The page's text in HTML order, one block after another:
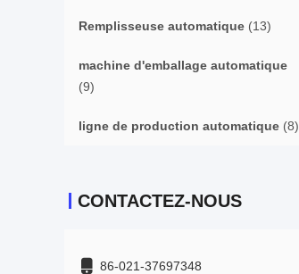
Remplisseuse automatique (13)
machine d'emballage automatique
(9)
ligne de production automatique (8)
CONTACTEZ-NOUS
86-021-37697348